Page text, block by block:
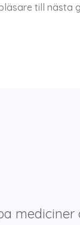
till nästa
mediciner